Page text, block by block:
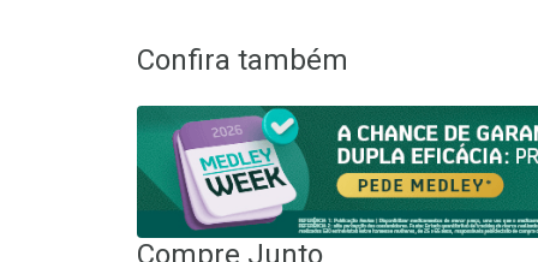
Confira também
Compre Junto